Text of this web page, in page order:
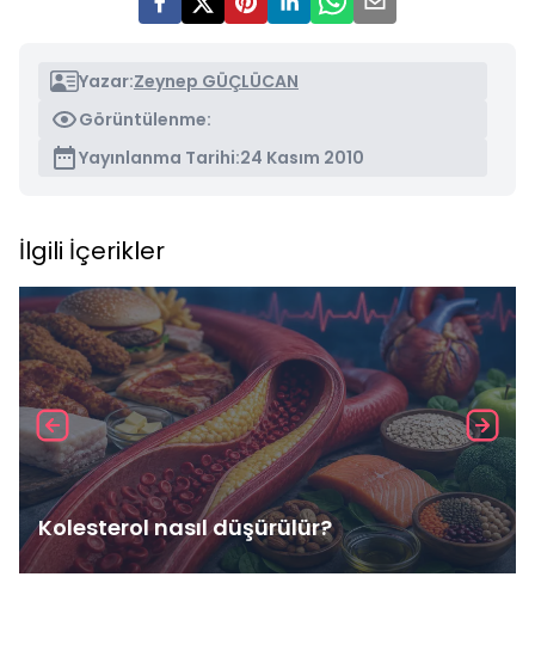
Yazar:Zeynep GÜÇLÜCAN
Görüntülenme:
Yayınlanma Tarihi:24 Kasım 2010
İlgili İçerikler
Kolesterol nasıl düşürülür?